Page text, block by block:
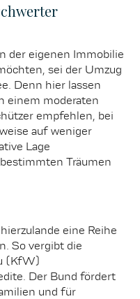
der eigenen Immobilie
sei der Umzug
Denn hier lassen
einem moderaten
empfehlen, bei
auf weniger
Lage
Träumen
eine Reihe
So vergibt die
(KfW)
Der Bund fördert
und für